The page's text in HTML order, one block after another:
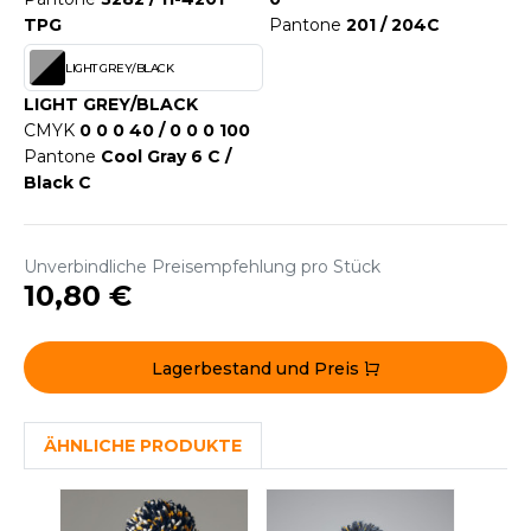
MORNING STUDIOS
SEGURIDAD
DUICK
TPG
Pantone 201 / 204C
LIGHT GREY/BLACK
LIGHT GREY/BLACK
CMYK 0 0 0 40 / 0 0 0 100
Pantone Cool Gray 6 C /
Black C
Unverbindliche Preisempfehlung pro Stück
10,80 €
Lagerbestand und Preis
ÄHNLICHE PRODUKTE